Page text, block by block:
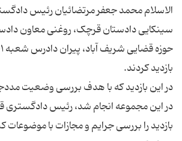
الاسلام محمد جعفر مرتضائیان رئیس
سینکایی دادستان قرچک، روغنی معاون
در این بازدید که با هدف بررسی وضعیت
در این مجموعه انجام شد، رئیس دادگستری
بازدید را بررسی جرایم و مجازات با موضوعات